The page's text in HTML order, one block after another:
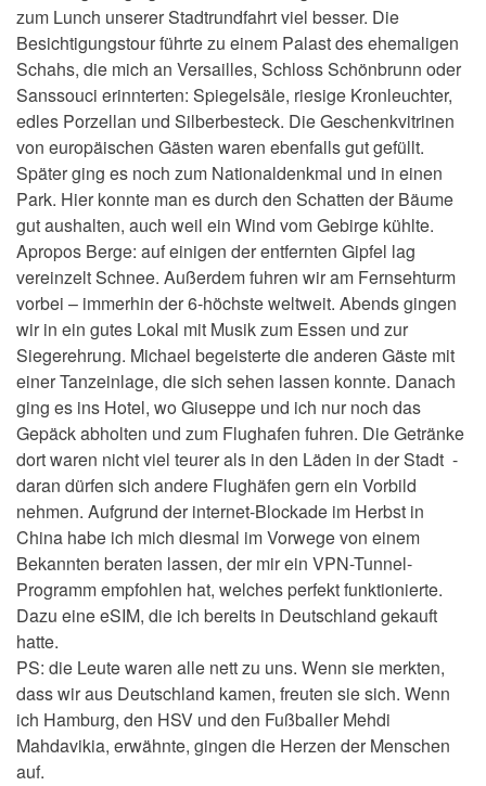
zum Lunch unserer Stadtrundfahrt viel besser. Die
Besichtigungstour führte zu einem Palast des ehemaligen
Schahs, die mich an Versailles, Schloss Schönbrunn oder
Sanssouci erinnterten: Spiegelsäle, riesige Kronleuchter,
edles Porzellan und Silberbesteck. Die Geschenkvitrinen
von europäischen Gästen waren ebenfalls gut gefüllt.
Später ging es noch zum Nationaldenkmal und in einen
Park. Hier konnte man es durch den Schatten der Bäume
gut aushalten, auch weil ein Wind vom Gebirge kühlte.
Apropos Berge: auf einigen der entfernten Gipfel lag
vereinzelt Schnee. Außerdem fuhren wir am Fernsehturm
vorbei – immerhin der 6-höchste weltweit. Abends gingen
wir in ein gutes Lokal mit Musik zum Essen und zur
Siegerehrung. Michael begeisterte die anderen Gäste mit
einer Tanzeinlage, die sich sehen lassen konnte. Danach
ging es ins Hotel, wo Giuseppe und ich nur noch das
Gepäck abholten und zum Flughafen fuhren. Die Getränke
dort waren nicht viel teurer als in den Läden in der Stadt -
daran dürfen sich andere Flughäfen gern ein Vorbild
nehmen. Aufgrund der internet-Blockade im Herbst in
China habe ich mich diesmal im Vorwege von einem
Bekannten beraten lassen, der mir ein VPN-Tunnel-
Programm empfohlen hat, welches perfekt funktionierte.
Dazu eine eSIM, die ich bereits in Deutschland gekauft
hatte.
PS: die Leute waren alle nett zu uns. Wenn sie merkten,
dass wir aus Deutschland kamen, freuten sie sich. Wenn
ich Hamburg, den HSV und den Fußballer Mehdi
Mahdavikia, erwähnte, gingen die Herzen der Menschen
auf.